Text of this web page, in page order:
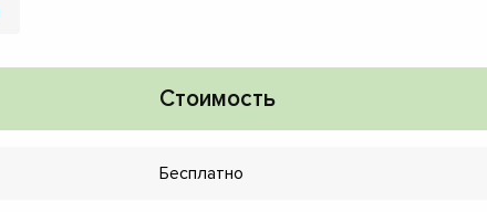
Стоимость
Бесплатно